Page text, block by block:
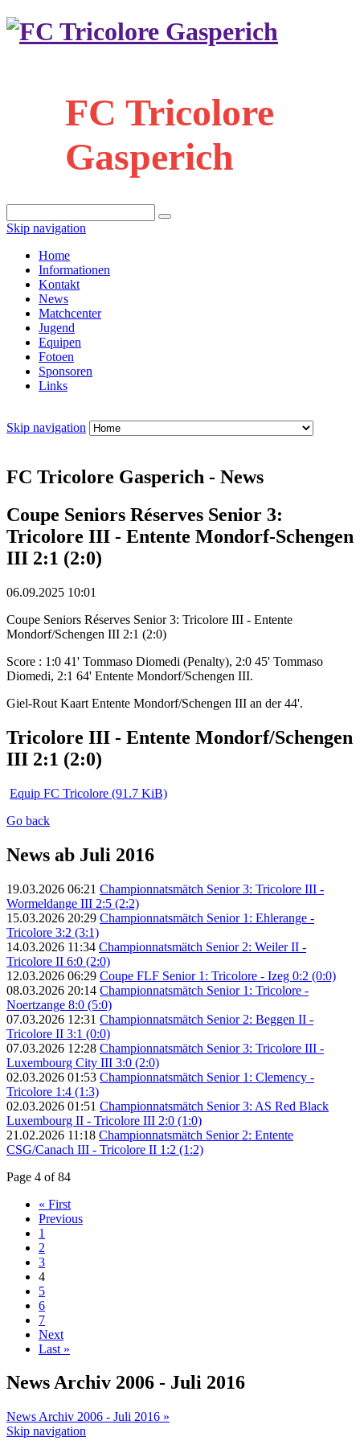
FC Tricolore
Gasperich
Skip navigation
Home
Informationen
Kontakt
News
Matchcenter
Jugend
Equipen
Fotoen
Sponsoren
Links
Skip navigation
FC Tricolore Gasperich - News
Coupe Seniors Réserves Senior 3:
Tricolore III - Entente Mondorf-Schengen
III 2:1 (2:0)
06.09.2025 10:01
Coupe Seniors Réserves Senior 3: Tricolore III - Entente
Mondorf/Schengen III 2:1 (2:0)
Score : 1:0 41' Tommaso Diomedi (Penalty), 2:0 45' Tommaso
Diomedi, 2:1 64' Entente Mondorf/Schengen III.
Giel-Rout Kaart Entente Mondorf/Schengen III an der 44'.
Tricolore III - Entente Mondorf/Schengen
III 2:1 (2:0)
Equip FC Tricolore (91.7 KiB)
Go back
News ab Juli 2016
19.03.2026 06:21 Championnatsmätch Senior 3: Tricolore III -
Wormeldange III 2:5 (2:2)
15.03.2026 20:29 Championnatsmätch Senior 1: Ehlerange -
Tricolore 3:2 (3:1)
14.03.2026 11:34 Championnatsmätch Senior 2: Weiler II -
Tricolore II 6:0 (2:0)
12.03.2026 06:29 Coupe FLF Senior 1: Tricolore - Izeg 0:2 (0:0)
08.03.2026 20:14 Championnatsmätch Senior 1: Tricolore -
Noertzange 8:0 (5:0)
07.03.2026 12:31 Championnatsmätch Senior 2: Beggen II -
Tricolore II 3:1 (0:0)
07.03.2026 12:28 Championnatsmätch Senior 3: Tricolore III -
Luxembourg City III 3:0 (2:0)
02.03.2026 01:53 Championnatsmätch Senior 1: Clemency -
Tricolore 1:4 (1:3)
02.03.2026 01:51 Championnatsmätch Senior 3: AS Red Black
Luxembourg II - Tricolore III 2:0 (1:0)
21.02.2026 11:18 Championnatsmätch Senior 2: Entente
CSG/Canach III - Tricolore II 1:2 (1:2)
Page 4 of 84
« First
Previous
1
2
3
4
5
6
7
Next
Last »
News Archiv 2006 - Juli 2016
News Archiv 2006 - Juli 2016 »
Skip navigation